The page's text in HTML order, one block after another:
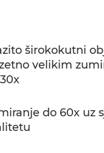
širokokutni
velikim
do 60x uz